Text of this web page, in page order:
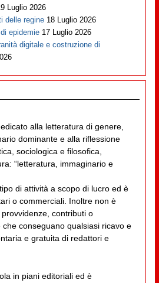
Luglio 2026
delle regine 18 Luglio 2026
epidemie 17 Luglio 2026
digitale e costruzione di
alla letteratura di genere,
dominante e alla riflessione
sociologica e filosofica,
“letteratura, immaginario e
di attività a scopo di lucro ed è
o commerciali. Inoltre non è
contributi o
conseguano qualsiasi ricavo e
e gratuita di redattori e
in piani editoriali ed è